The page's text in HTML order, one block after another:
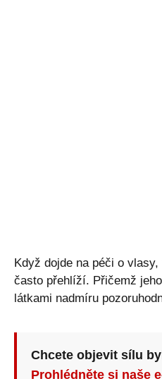
Když dojde na péči o
často přehlíží. Přičemž
látkami nadmíru
Chcete objevit sílu
Prohlédněte si naše